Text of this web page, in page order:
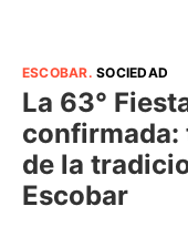
ESCOBAR.SOCIEDAD
La 63°
confirmada:
de la
Escobar